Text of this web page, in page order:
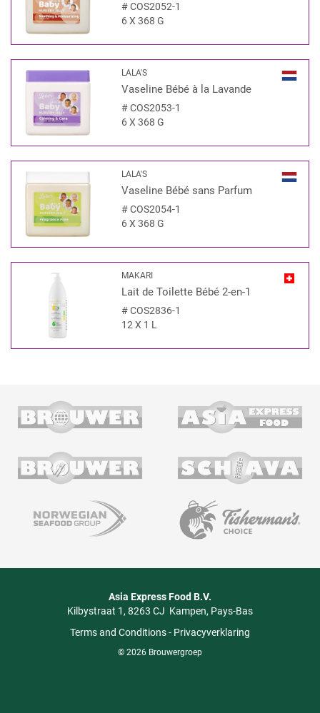
#COS2052-1
6 X 368 G
LALA'S
Vaseline Bébé à la Lavande
#COS2053-1
6 X 368 G
LALA'S
Vaseline Bébé sans Parfum
#COS2054-1
6 X 368 G
MAKARI
Lait de Toilette Bébé 2-en-1
#COS2836-1
12 X 1 L
Asia Express Food B.V.
Kilbystraat 1 8263 CJ Kampen Pays-Bas
Terms and Conditions- Privacyverklaring
© 2026 Brouwergroep